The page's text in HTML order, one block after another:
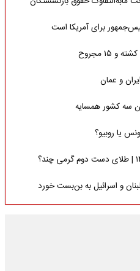
برای آمریکا است
و عمان
سه کشور همسایه
و اسرائیل به بن‌بست خورد